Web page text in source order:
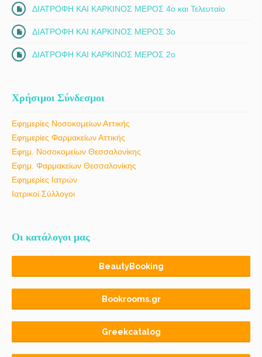
ΔΙΑΤΡΟΦΗ ΚΑΙ ΚΑΡΚΙΝΟΣ ΜΕΡΟΣ 4ο και Τελευταίο
ΔΙΑΤΡΟΦΗ ΚΑΙ ΚΑΡΚΙΝΟΣ ΜΕΡΟΣ 3ο
ΔΙΑΤΡΟΦΗ ΚΑΙ ΚΑΡΚΙΝΟΣ ΜΕΡΟΣ 2ο
Χρήσιμοι Σύνδεσμοι
Εφημερίες Νοσοκομείων Αττικής
Εφημερίες Φαρμακείων Αττικής
Εφημ. Νοσοκομείων Θεσσαλονίκης
Εφημ. Φαρμακείων Θεσσαλονίκης
Εφημερίες Ιατρών
Ιατρικοί Σύλλογοι
Οι κατάλογοι μας
BeautyBooking
Bookrooms.gr
Greekcatalog